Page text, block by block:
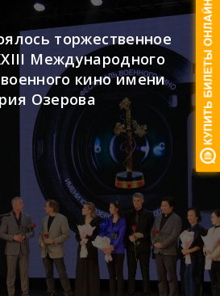
торжественное
Международного
кино имени
Озерова